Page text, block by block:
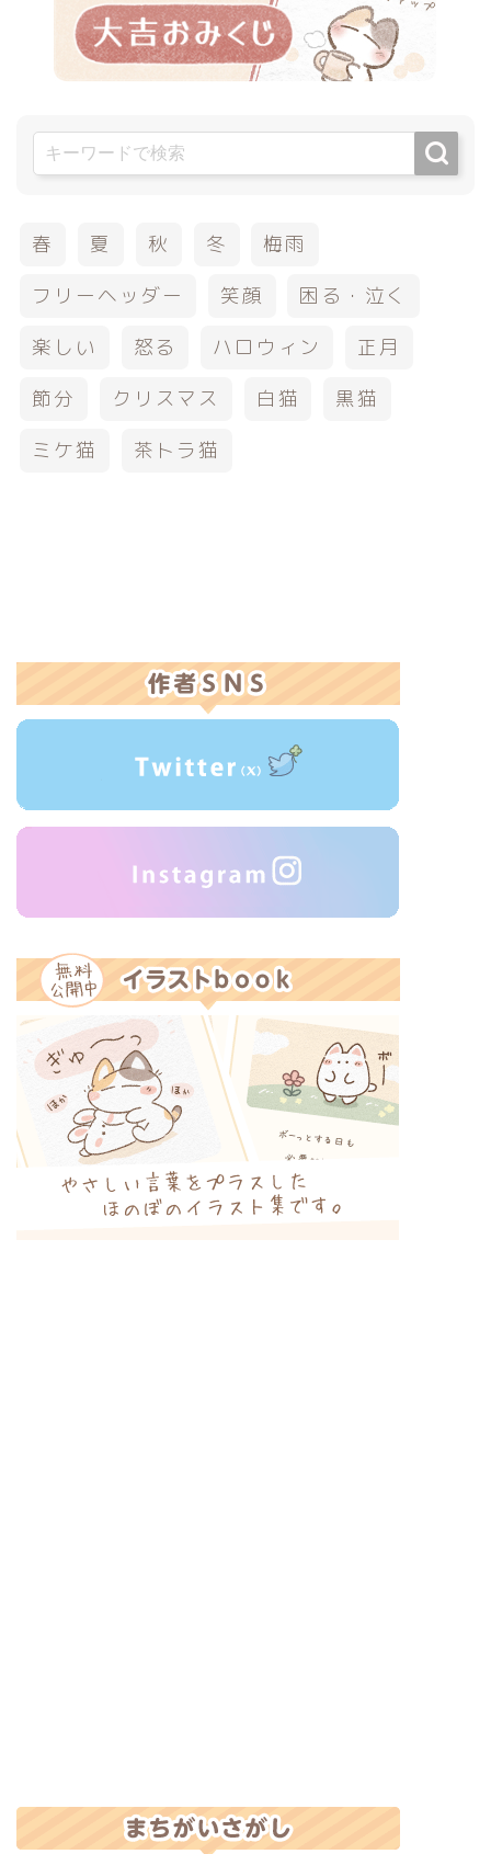
春 夏 秋 冬
梅雨
フリーヘッダー
笑顔
困る・泣く
楽しい
怒る ハロウィン
正月
節分
クリスマス 白猫
黒猫
ミケ猫
茶トラ猫